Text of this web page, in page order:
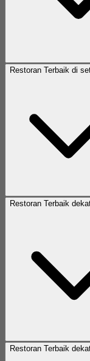
Restoran Terbaik di
Restoran Terbaik
Restoran Terbaik